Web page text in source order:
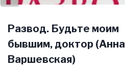
Развод. Будьте моим
бывшим, доктор (Анна
Варшевская)